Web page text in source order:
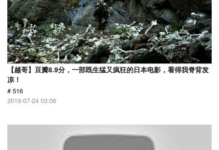
【越哥】豆瓣8.9分，一部既生猛又疯狂的日本电影，看得我脊背发
凉！
# 516
2019-07-24 03:06